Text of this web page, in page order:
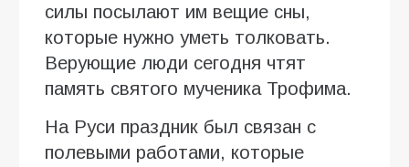
силы посылают им вещие сны,
которые нужно уметь толковать.
Верующие люди сегодня чтят
память святого мученика Трофима.
На Руси праздник был связан с
полевыми работами, которые